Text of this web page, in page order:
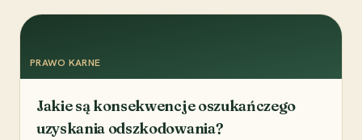
PRAWO KARNE
Jakie są konsekwencje oszukańczego
uzyskania odszkodowania?